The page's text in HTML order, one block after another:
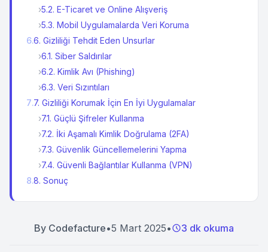
›5.2. E-Ticaret ve Online Alışveriş
›5.3. Mobil Uygulamalarda Veri Koruma
6.6. Gizliliği Tehdit Eden Unsurlar
›6.1. Siber Saldırılar
›6.2. Kimlik Avı (Phishing)
›6.3. Veri Sızıntıları
7.7. Gizliliği Korumak İçin En İyi Uygulamalar
›7.1. Güçlü Şifreler Kullanma
›7.2. İki Aşamalı Kimlik Doğrulama (2FA)
›7.3. Güvenlik Güncellemelerini Yapma
›7.4. Güvenli Bağlantılar Kullanma (VPN)
8.8. Sonuç
By Codefacture•5 Mart 2025• 3 dk okuma